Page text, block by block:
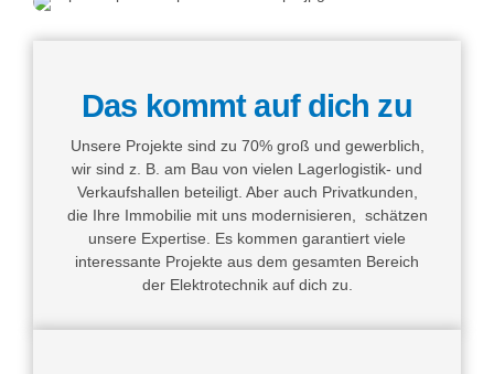
Das kommt auf dich zu
Unsere Projekte sind zu 70% groß und gewerblich,
wir sind z. B. am Bau von vielen Lagerlogistik- und
Verkaufshallen beteiligt. Aber auch Privatkunden,
die Ihre Immobilie mit uns modernisieren, schätzen
unsere Expertise. Es kommen garantiert viele
interessante Projekte aus dem gesamten Bereich
der Elektrotechnik auf dich zu.